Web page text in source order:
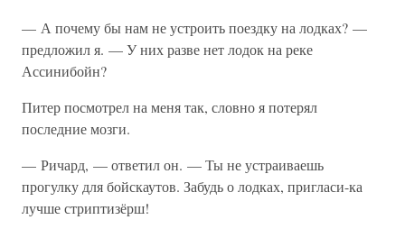
— А почему бы нам не устроить поездку на лодках? —
предложил я. — У них разве нет лодок на реке
Ассинибойн?
Питер посмотрел на меня так, словно я потерял
последние мозги.
— Ричард, — ответил он. — Ты не устраиваешь
прогулку для бойскаутов. Забудь о лодках, пригласи-ка
лучше стриптизёрш!